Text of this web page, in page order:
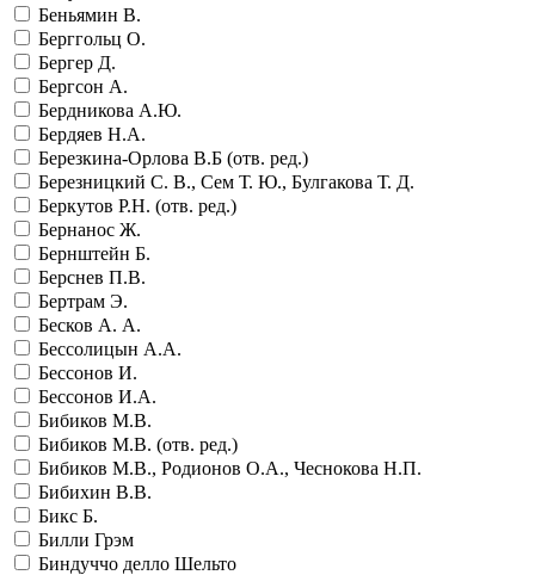
Беньямин В.
Берггольц О.
Бергер Д.
Бергсон А.
Бердникова А.Ю.
Бердяев Н.А.
Березкина-Орлова В.Б (отв. ред.)
Березницкий С. В., Сем Т. Ю., Булгакова Т. Д.
Беркутов Р.Н. (отв. ред.)
Бернанос Ж.
Бернштейн Б.
Берснев П.В.
Бертрам Э.
Бесков А. А.
Бессолицын А.А.
Бессонов И.
Бессонов И.А.
Бибиков М.В.
Бибиков М.В. (отв. ред.)
Бибиков М.В., Родионов О.А., Чеснокова Н.П.
Бибихин В.В.
Бикс Б.
Билли Грэм
Биндуччо делло Шельто